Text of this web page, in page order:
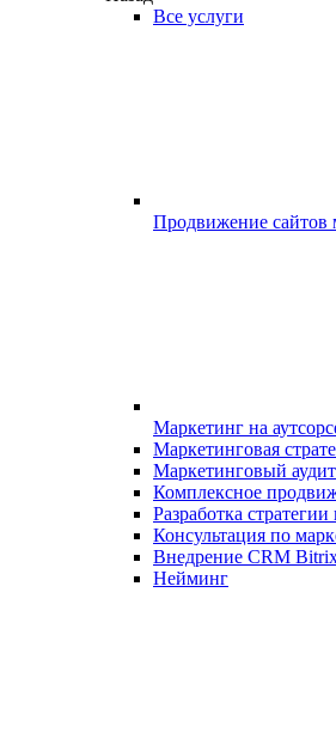
Все услуги
Продвижение сайтов
Маркетинг на
Маркетинговая
Маркетинговый аудит
Комплексное
Разработка
Консультация по
Внедрение CRM
Нейминг